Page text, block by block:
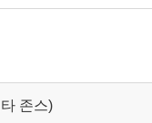
존스)